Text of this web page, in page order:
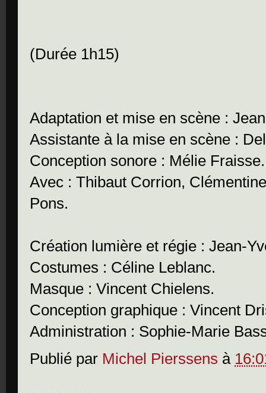
(Durée 1h15)
Adaptation et mise en scène :
Assistante à la mise en scène :
Conception sonore : Mélie Fraisse.
Avec : Thibaut Corrion,
Pons.
Création lumière et régie : Jean-
Costumes : Céline Leblanc.
Masque : Vincent Chielens.
Conception graphique : Vincent
Administration : Sophie-Marie
Publié par Michel Pierssens à